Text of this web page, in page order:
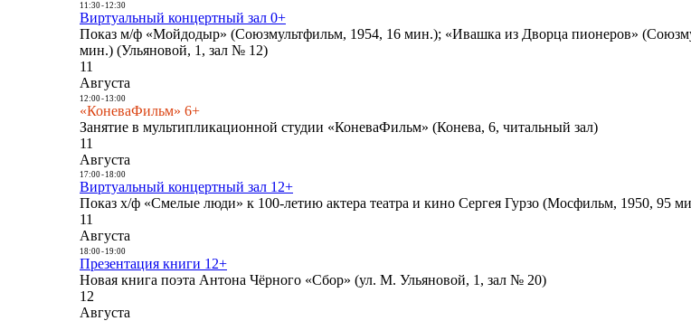
11:30- 12:30
Виртуальный концертный зал 0+
Показ м/ф «Мойдодыр» (Союзмультфильм, 1954, 16 мин.); «Ивашка из Дворца пионеров»
мин.) (Ульяновой, 1, зал № 12)
11
Августа
12:00- 13:00
«КоневаФильм» 6+
Занятие в мультипликационной студии «КоневаФильм» (Конева, 6, читальный зал)
11
Августа
17:00- 18:00
Виртуальный концертный зал 12+
Показ х/ф «Смелые люди» к 100-летию актера театра и кино Сергея Гурзо (Мосфильм, 1950, 95
11
Августа
18:00- 19:00
Презентация книги 12+
Новая книга поэта Антона Чёрного «Сбор» (ул. М. Ульяновой, 1, зал № 20)
12
Августа